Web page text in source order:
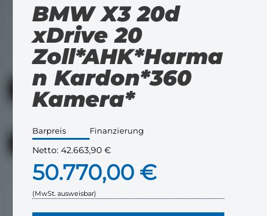
BMW X3 20d
xDrive 20
Zoll*AHK*Harma
n Kardon*360
Kamera*
Barpreis Finanzierung
Netto:42.663,90 €
50.770,00 €
(MwSt. ausweisbar)